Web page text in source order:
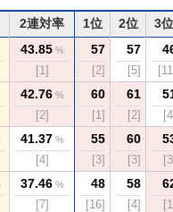
2連対率 1位 2位 3位
43.85%
[1]
57
[2]
57
[5]
42.76%
[2]
60
[1]
61
[2]
41.37%
[4]
55
[3]
60
[3]
37.46%
[7]
48
[16]
58
[4]